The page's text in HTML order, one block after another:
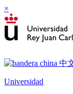
×
Universidad